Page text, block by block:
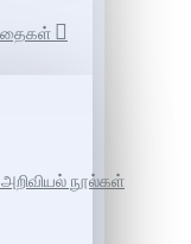
அறிவியல் நூல்கள்